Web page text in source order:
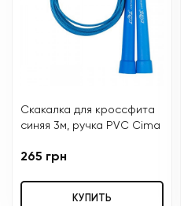
Скакалка для кроссфита
синяя 3м, ручка PVC Cima
265 грн
КУПИТЬ